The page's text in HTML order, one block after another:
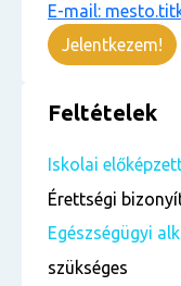
E-mail:
Jelentkezem!
Feltételek
Iskolai
Érettségi
Egészségügyi
szükséges